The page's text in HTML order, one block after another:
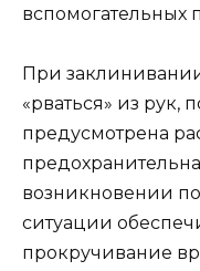
вспомогательных
При
«рваться» из рук,
предусмотрена
возникновении
ситуации
прокручивание